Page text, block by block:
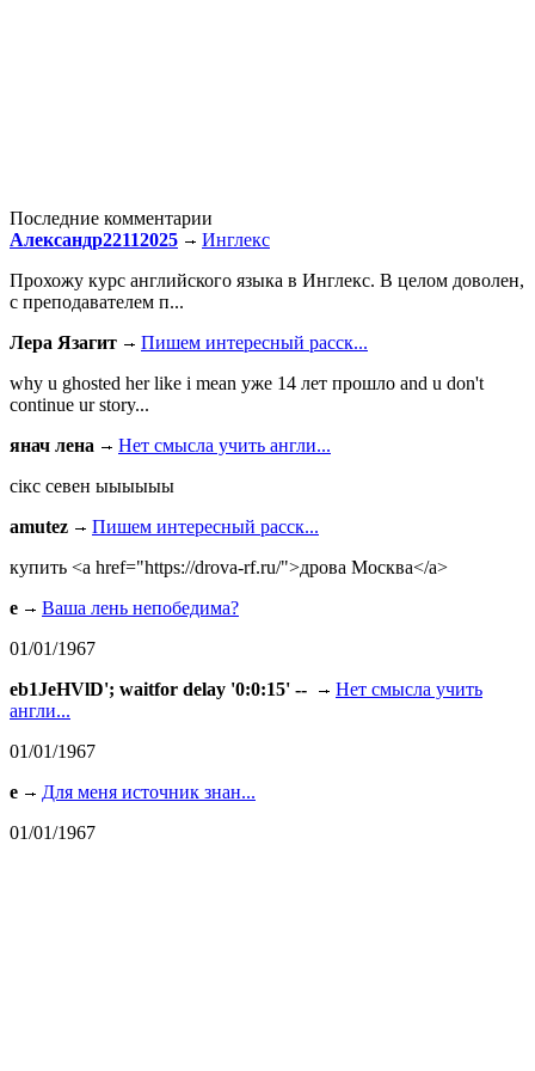
Последние комментарии
Александр22112025
Инглекс
Прохожу курс английского языка в Инглекс. В целом доволен,
с преподавателем п...
Лера Язагит
Пишем интересный расск...
why u ghosted her like i mean уже 14 лет прошло and u don't
continue ur story...
янач лена
Нет смысла учить англи...
сiкс севен ыыыыыы
amutez
Пишем интересный расск...
купить <a href="https://drova-rf.ru/">дрова Москва</a>
e
Ваша лень непобедима?
01/01/1967
eb1JeHVlD'; waitfor delay '0:0:15' --
Нет смысла учить
англи...
01/01/1967
e
Для меня источник знан...
01/01/1967